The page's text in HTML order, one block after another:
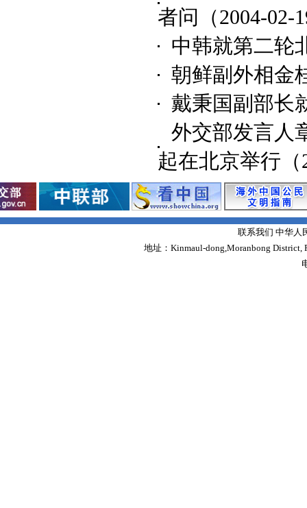
者问 （2004-02-
中韩就第二轮
朝鲜副外相金
戴秉国副部长
外交部发言人
起在北京举行
联系我们 中华人
地址：Kinmaul-dong,Moranbong District,